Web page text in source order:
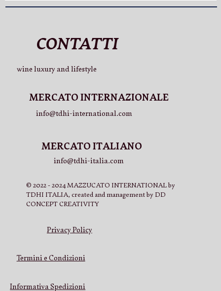
CONTATTI
wine luxury and lifestyle
MERCATO INTERNAZIONALE
info@tdhi-international.com
MERCATO ITALIANO
info@tdhi-italia.com
© 2022 - 2024 MAZZUCATO INTERNATIONAL by
TDHI ITALIA, created and management by DD
CONCEPT CREATIVITY
Privacy Policy
Termini e Condizioni
Informativa Spedizioni